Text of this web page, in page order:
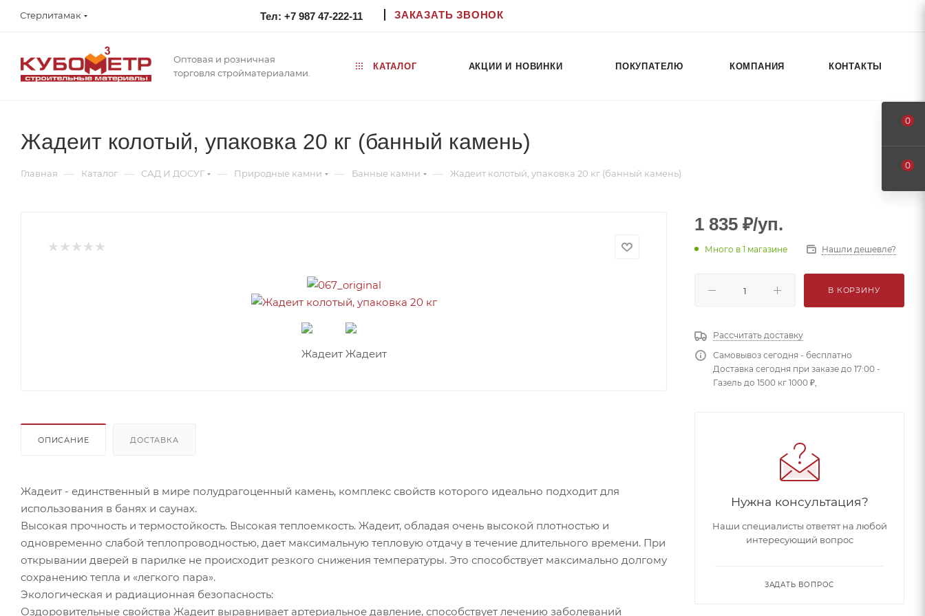
Стерлитамак Тел: +7 987 47-222-11 ЗАКАЗАТЬ ЗВОНОК
Оптовая и розничная
торговля стройматериалами.
КАТАЛОГ АКЦИИ И НОВИНКИ ПОКУПАТЕЛЮ КОМПАНИЯ КОНТАКТЫ
Жадеит колотый, упаковка 20 кг (банный камень)
Главная — Каталог — САД И ДОСУГ — Природные камни — Банные камни — Жадеит колотый, упаковка 20 кг (банный камень)
ОПИСАНИЕ ДОСТАВКА
Жадеит - единственный в мире полудрагоценный камень, комплекс свойств которого идеально подходит для
использования в банях и саунах.
Высокая прочность и термостойкость. Высокая теплоемкость. Жадеит, обладая очень высокой плотностью и
одновременно слабой теплопроводностью, дает максимальную тепловую отдачу в течение длительного времени. При
открывании дверей в парилке не происходит резкого снижения температуры. Это способствует максимально долгому
сохранению тепла и «легкого пара».
Экологическая и радиационная безопасность:
Оздоровительные свойства Жадеит выравнивает артериальное давление, способствует лечению заболеваний
1 835 ₽/уп.
Много в 1 магазине Нашли дешевле?
В КОРЗИНУ
Рассчитать доставку
Самовывоз сегодня - бесплатно
Доставка сегодня при заказе до 17:00 -
Газель до 1500 кг 1000 ₽,
Нужна консультация?
Наши специалисты ответят на любой
интересующий вопрос
ЗАДАТЬ ВОПРОС
0
0